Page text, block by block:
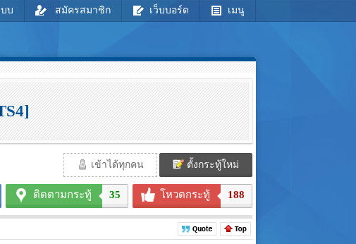
บ สมัครสมาชิก เว็บบอร์ด เมนู
เข้าได้ทุกคน ตั้งกระทู้ใหม่
ติดตามกระทู้ 35 โหวตกระทู้ 188